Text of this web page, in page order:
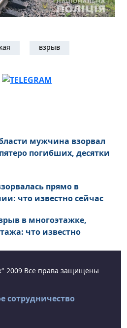
взрыв
мужчина взорвал
погибших, десятки
прямо в
что известно сейчас
в многоэтажке,
что известно
2009 Все права защищены
сотрудничество